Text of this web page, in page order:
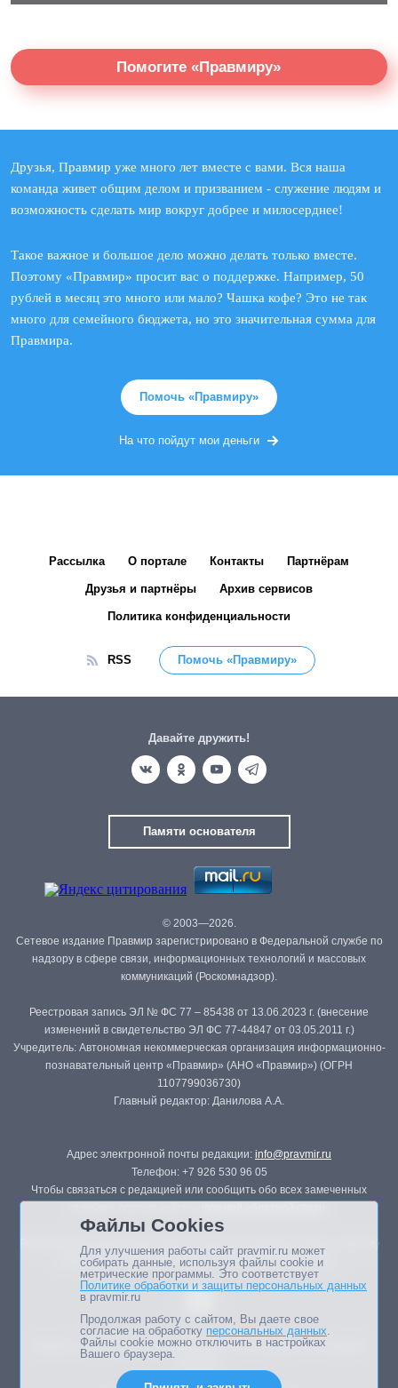
Помогите «Правмиру»
Друзья, Правмир уже много лет вместе с вами. Вся наша
команда живет общим делом и призванием - служение людям и
возможность сделать мир вокруг добрее и милосерднее!
Такое важное и большое дело можно делать только вместе.
Поэтому «Правмир» просит вас о поддержке. Например, 50
рублей в месяц это много или мало? Чашка кофе? Это не так
много для семейного бюджета, но это значительная сумма для
Правмира.
Помочь «Правмиру»
На что пойдут мои деньги
Рассылка О портале Контакты Партнёрам
Друзья и партнёры Архив сервисов
Политика конфиденциальности
RSS Помочь «Правмиру»
Давайте дружить!
Памяти основателя
© 2003—2026.
Сетевое издание Правмир зарегистрировано в Федеральной службе по
надзору в сфере связи, информационных технологий и массовых
коммуникаций (Роскомнадзор).
Реестровая запись ЭЛ № ФС 77 – 85438 от 13.06.2023 г. (внесение
изменений в свидетельство ЭЛ ФС 77-44847 от 03.05.2011 г.)
Учредитель: Автономная некоммерческая организация информационно-
познавательный центр «Правмир» (АНО «Правмир») (ОГРН
1107799036730)
Главный редактор: Данилова А.А.
Адрес электронной почты редакции: info@pravmir.ru
Телефон: +7 926 530 96 05
Чтобы связаться с редакцией или сообщить обо всех замеченных
Републикация материалов сайта в печатных изданиях (книгах, прессе)
возможна только с письменного разрешения редакции.
Мнение авторов статей портала может не совпадать с позицией
Файлы Cookies
Для улучшения работы сайт pravmir.ru может
собирать данные, используя файлы cookie и
метрические программы. Это соответствует
Политике обработки и защиты персональных данных
в pravmir.ru
Продолжая работу с сайтом, Вы даете свое
согласие на обработку персональных данных.
Файлы cookie можно отключить в настройках
Вашего браузера.